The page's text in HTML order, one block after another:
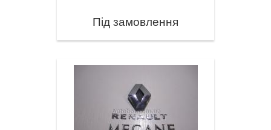
Під замовлення